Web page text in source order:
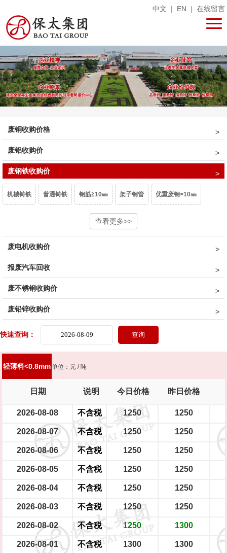
中文 | EN | 在线留言
废铜收购价格
废铝收购价
废钢铁收购价
机械铸铁 普通铸铁 钢筋≧10㎜ 架子钢管 优重废钢>10㎜
中型废钢4-6㎜ 小型废钢2-4㎜
油桶 镀锌铁片
边角冲片 矽钢片
查看更多>>
废电机收购价
报废汽车回收
废不锈钢收购价
废铅锌收购价
快速查询：
轻薄料<0.8mm单位：元 / 吨
日期 说明 今日价格 昨日价格
2026-08-08 不含税 1250 1250
2026-08-07 不含税 1250 1250
2026-08-06 不含税 1250 1250
2026-08-05 不含税 1250 1250
2026-08-04 不含税 1250 1250
2026-08-03 不含税 1250 1250
2026-08-02 不含税 1250 1300
2026-08-01 不含税 1300 1300